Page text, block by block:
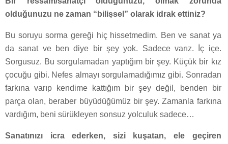
olduğunuzu ne zaman “bilişsel” olarak idrak ettiniz?
Bu soruyu sorma gereği hiç hissetmedim. Ben ve sanat ya
da sanat ve ben diye bir şey yok. Sadece varız. İç içe.
Sorgusuz. Bu sorgulamadan yaptığım bir şey. Küçük bir kız
çocuğu gibi. Nefes almayı sorgulamadığımız gibi. Sonradan
farkına varıp kendime kattığım bir şey değil, benden bir
parça olan, beraber büyüdüğümüz bir şey. Zamanla farkına
vardığım, beni sürükleyen sonsuz yolculuk sadece…
Sanatınızı icra ederken, sizi kuşatan, ele geçiren